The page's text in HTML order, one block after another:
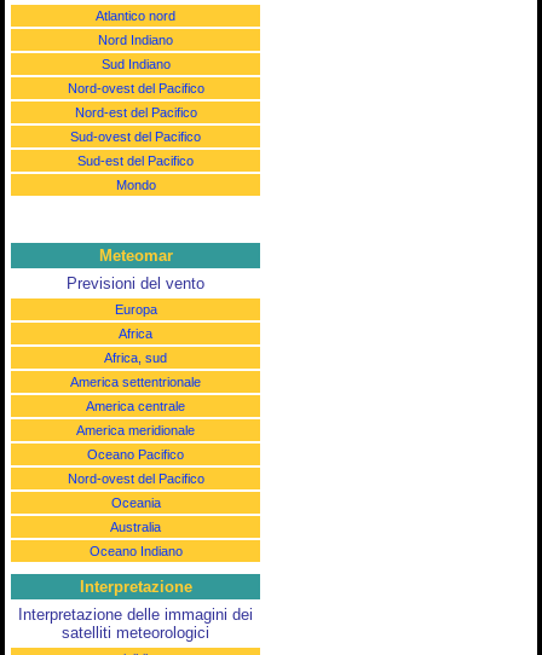
Atlantico nord
Nord Indiano
Sud Indiano
Nord-ovest del Pacifico
Nord-est del Pacifico
Sud-ovest del Pacifico
Sud-est del Pacifico
Mondo
Meteomar
Previsioni del vento
Europa
Africa
Africa, sud
America settentrionale
America centrale
America meridionale
Oceano Pacifico
Nord-ovest del Pacifico
Oceania
Australia
Oceano Indiano
Interpretazione
Interpretazione delle immagini dei
satelliti meteorologici